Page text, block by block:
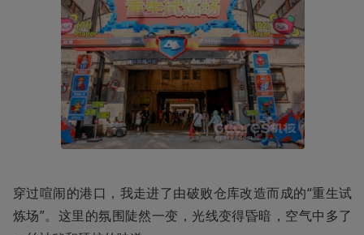
穿过喧闹的港口，我走进了由破败仓库改造而成的“重生试
炼场”。这里的氛围陡然一变，光线变得昏暗，空气中多了